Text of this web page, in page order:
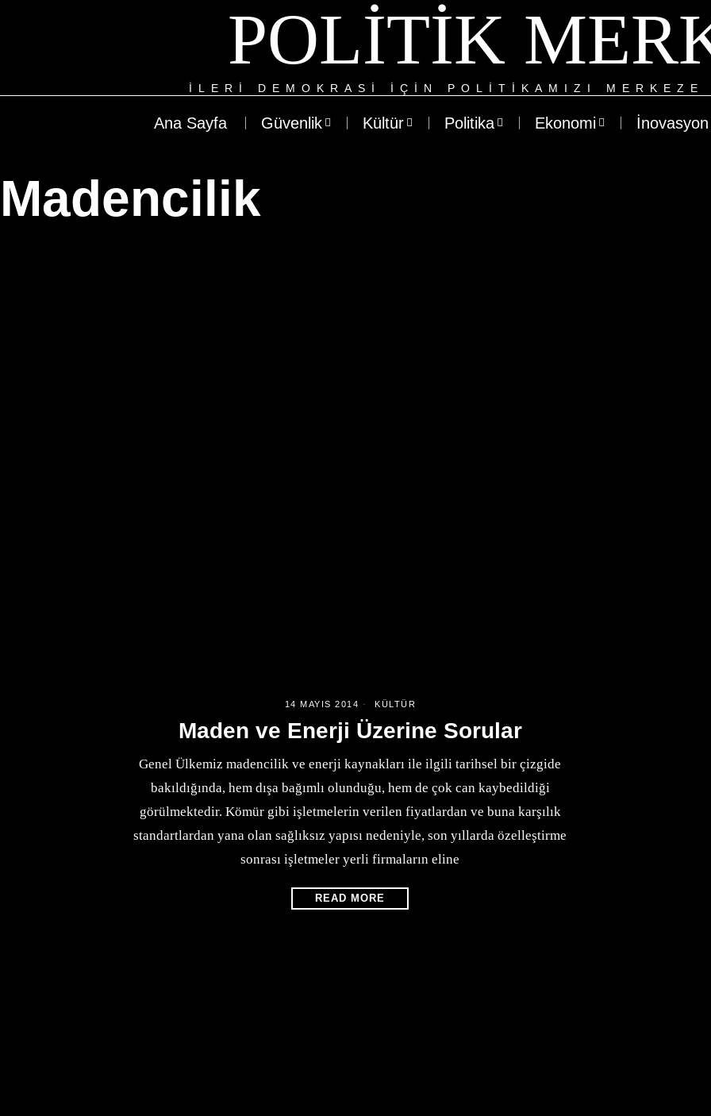
POLITIK
ILERI DEMOKRASI IÇIN POLITIKAMIZI
Ana Sayfa Güvenlik Kültür Politika Ekonomi İnovasyon
Madencilik
14 MAYIS 2014 KÜLTÜR
Maden ve Enerji Üzerine Sorular
Genel Ülkemiz madencilik ve enerji kaynakları ile ilgili tarihsel bir çizgide
bakıldığında, hem dışa bağımlı olunduğu, hem de çok can kaybedildiği
görülmektedir. Kömür gibi işletmelerin verilen fiyatlardan ve buna karşılık
standartlardan yana olan sağlıksız yapısı nedeniyle, son yıllarda özelleştirme
sonrası işletmeler yerli firmaların eline
READ MORE